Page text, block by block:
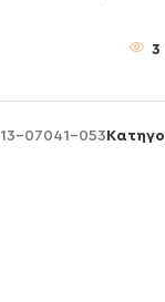
3
13-07041-053